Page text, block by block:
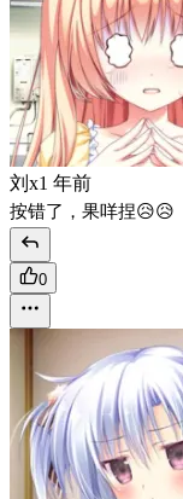
刘x1 年前
按错了，果咩捏😥😥
0